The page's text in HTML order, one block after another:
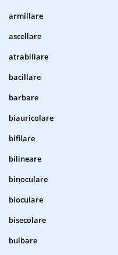
armillare
ascellare
atrabiliare
bacillare
barbare
biauricolare
bifilare
bilineare
binoculare
bioculare
bisecolare
bulbare